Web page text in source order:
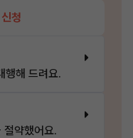
청
행해 드려요.
절약했어요.